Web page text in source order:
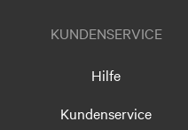
KUNDENSERVICE
Hilfe
Kundenservice